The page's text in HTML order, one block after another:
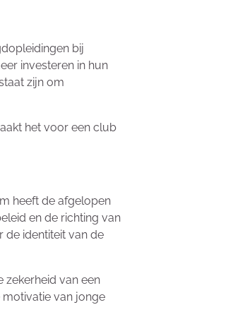
bij
investeren in hun
zijn om
het voor een club
heeft de afgelopen
en de richting van
de identiteit van de
zekerheid van een
van jonge